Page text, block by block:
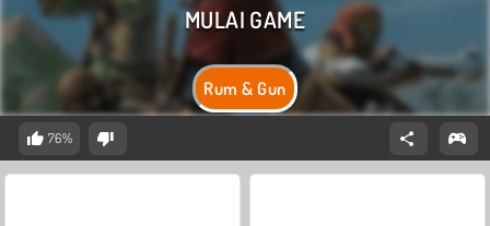
Rum & Gun
76%